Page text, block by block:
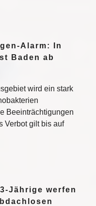
Alarm: In
Baden ab
wird ein stark
Beeinträchtigungen
Verbot gilt bis auf
Jährige werfen